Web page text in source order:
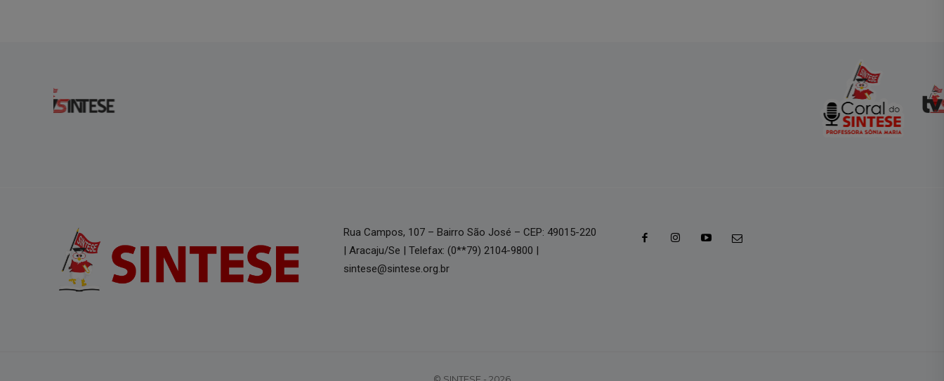
Rua Campos, 107 – Bairro São José – CEP: 49015-220
| Aracaju/Se | Telefax: (0**79) 2104-9800 |
sintese@sintese.org.br